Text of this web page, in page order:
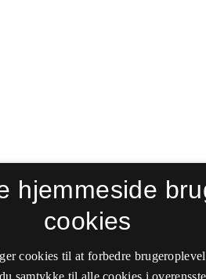
hjemmeside
cookies
cookies til at forbedre
samtykke til alle cookies i